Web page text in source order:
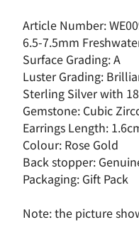
Article Number:
6.5-7.5mm
Surface Grading: A
Luster Grading:
Sterling Silver with
Gemstone: Cubic
Earrings Length:
Colour: Rose Gold
Back stopper:
Packaging: Gift Pack
Note: the picture